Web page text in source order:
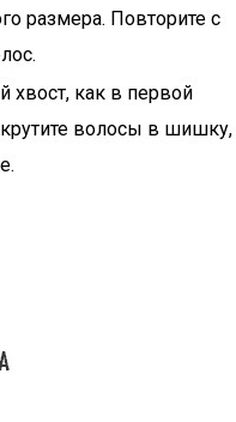
размера. Повторите с
хвост, как в первой
волосы в шишку,